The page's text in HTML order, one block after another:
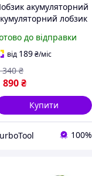
акумуляторний
лобзик
для
робіт в
Польща
до відправки
від 189₴/міс
890₴
340 ₴
Купити
100%